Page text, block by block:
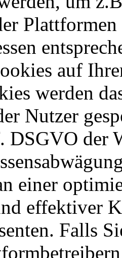
auf
werden
Nutzer
der
einer
effektiver
Falls